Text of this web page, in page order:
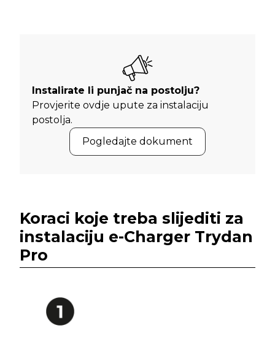
Instalirate li punjač na postolju?
Provjerite ovdje upute za instalaciju
postolja.
Pogledajte dokument
Koraci koje treba slijediti za
instalaciju e-Charger Trydan
Pro